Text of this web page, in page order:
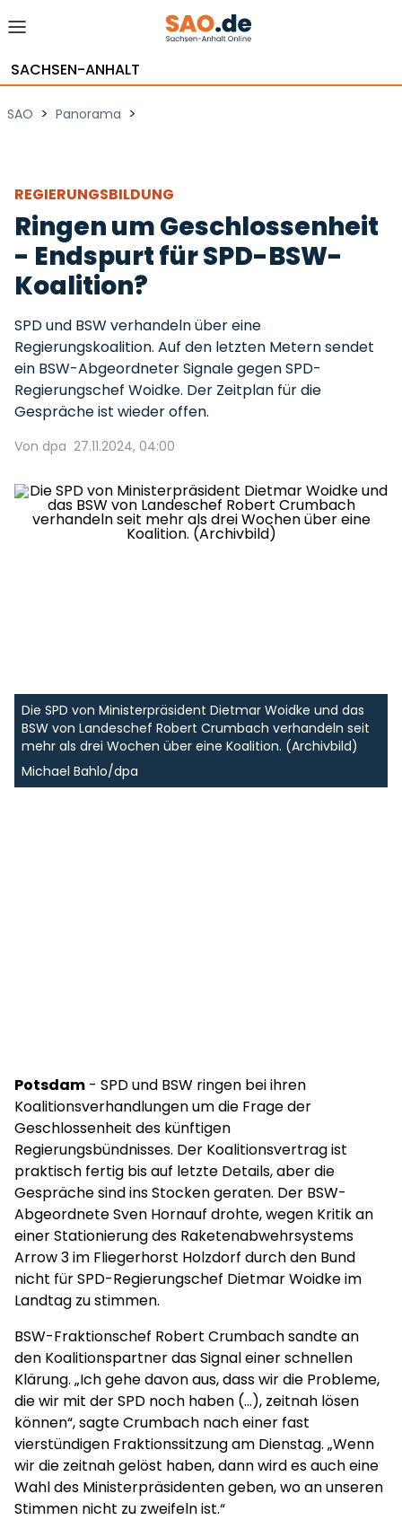
SACHSEN-ANHALT
SAO > Panorama >
REGIERUNGSBILDUNG
Ringen um Geschlossenheit
- Endspurt für SPD-BSW-
Koalition?
SPD und BSW verhandeln über eine
Regierungskoalition. Auf den letzten Metern sendet
ein BSW-Abgeordneter Signale gegen SPD-
Regierungschef Woidke. Der Zeitplan für die
Gespräche ist wieder offen.
Von dpa 27.11.2024, 04:00
Die SPD von Ministerpräsident Dietmar Woidke und das
BSW von Landeschef Robert Crumbach verhandeln seit
mehr als drei Wochen über eine Koalition. (Archivbild)
Michael Bahlo/dpa
Potsdam - SPD und BSW ringen bei ihren
Koalitionsverhandlungen um die Frage der
Geschlossenheit des künftigen
Regierungsbündnisses. Der Koalitionsvertrag ist
praktisch fertig bis auf letzte Details, aber die
Gespräche sind ins Stocken geraten. Der BSW-
Abgeordnete Sven Hornauf drohte, wegen Kritik an
einer Stationierung des Raketenabwehrsystems
Arrow 3 im Fliegerhorst Holzdorf durch den Bund
nicht für SPD-Regierungschef Dietmar Woidke im
Landtag zu stimmen.
BSW-Fraktionschef Robert Crumbach sandte an
den Koalitionspartner das Signal einer schnellen
Klärung. „Ich gehe davon aus, dass wir die Probleme,
die wir mit der SPD noch haben (...), zeitnah lösen
können“, sagte Crumbach nach einer fast
vierstündigen Fraktionssitzung am Dienstag. „Wenn
wir die zeitnah gelöst haben, dann wird es auch eine
Wahl des Ministerpräsidenten geben, wo an unseren
Stimmen nicht zu zweifeln ist.“